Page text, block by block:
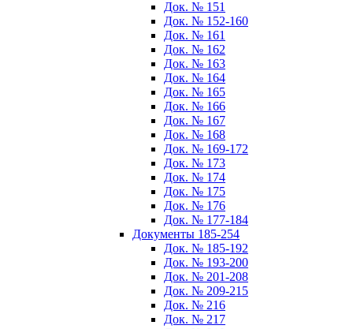
Док. № 151
Док. № 152-160
Док. № 161
Док. № 162
Док. № 163
Док. № 164
Док. № 165
Док. № 166
Док. № 167
Док. № 168
Док. № 169-172
Док. № 173
Док. № 174
Док. № 175
Док. № 176
Док. № 177-184
Документы 185-254
Док. № 185-192
Док. № 193-200
Док. № 201-208
Док. № 209-215
Док. № 216
Док. № 217